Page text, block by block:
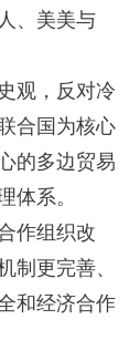
、美美与
观，反对冷
合国为核心
的多边贸易
体系。
作组织改
制更完善、
和经济合作